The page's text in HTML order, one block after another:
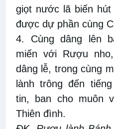
giọt nước lã biến
được dự phần cùng
4. Cùng dâng lên
miến với Rượu
dâng lễ, trong cùng
lành trông đến
tin, ban cho muôn
Thiên đình.